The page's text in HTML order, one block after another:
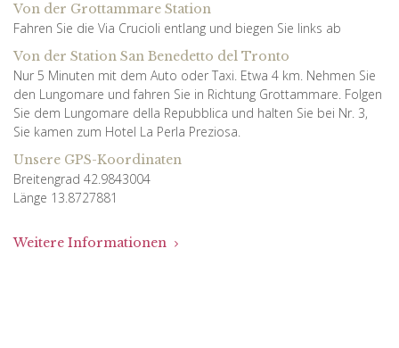
Von der Grottammare Station
Fahren Sie die Via Crucioli entlang und biegen Sie links ab
Von der Station San Benedetto del Tronto
Nur 5 Minuten mit dem Auto oder Taxi. Etwa 4 km. Nehmen Sie
den Lungomare und fahren Sie in Richtung Grottammare. Folgen
Sie dem Lungomare della Repubblica und halten Sie bei Nr. 3,
Sie kamen zum Hotel La Perla Preziosa.
Unsere GPS-Koordinaten
Breitengrad 42.9843004
Länge 13.8727881
Weitere Informationen